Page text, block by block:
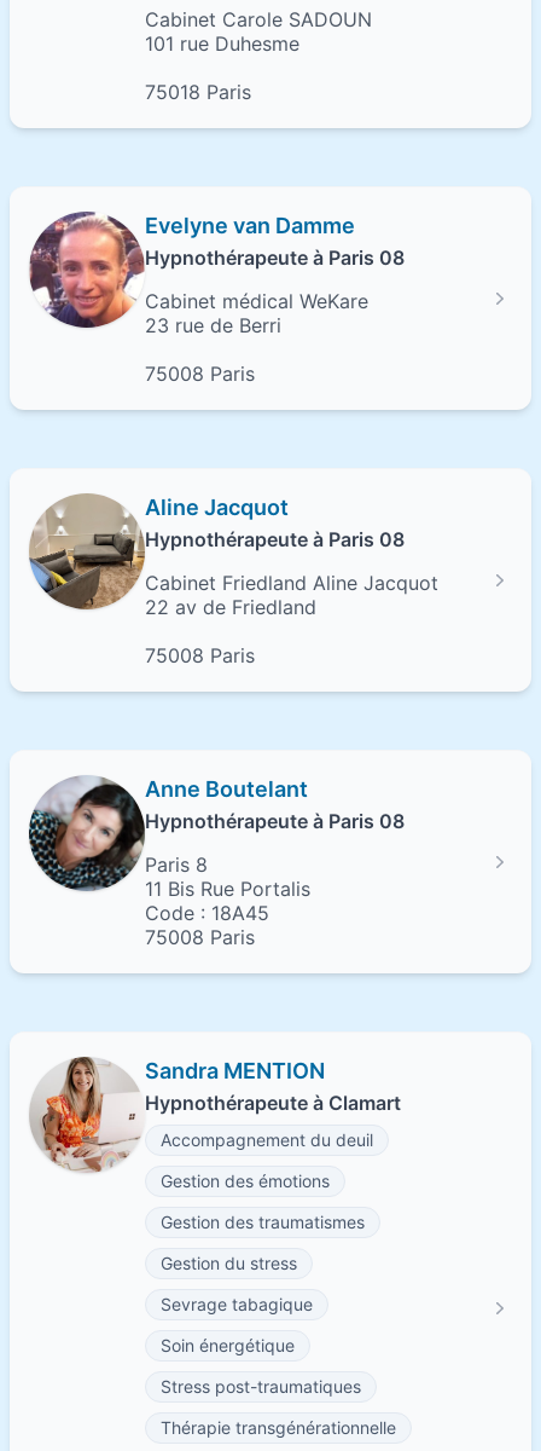
Cabinet Carole SADOUN
101 rue Duhesme
75018 Paris
Evelyne van Damme
Hypnothérapeute à Paris 08
Cabinet médical WeKare
23 rue de Berri
75008 Paris
Aline Jacquot
Hypnothérapeute à Paris 08
Cabinet Friedland Aline Jacquot
22 av de Friedland
75008 Paris
Anne Boutelant
Hypnothérapeute à Paris 08
Paris 8
11 Bis Rue Portalis
Code : 18A45
75008 Paris
Sandra MENTION
Hypnothérapeute à Clamart
Accompagnement du deuil
Gestion des émotions
Gestion des traumatismes
Gestion du stress
Sevrage tabagique
Soin énergétique
Stress post-traumatiques
Thérapie transgénérationnelle